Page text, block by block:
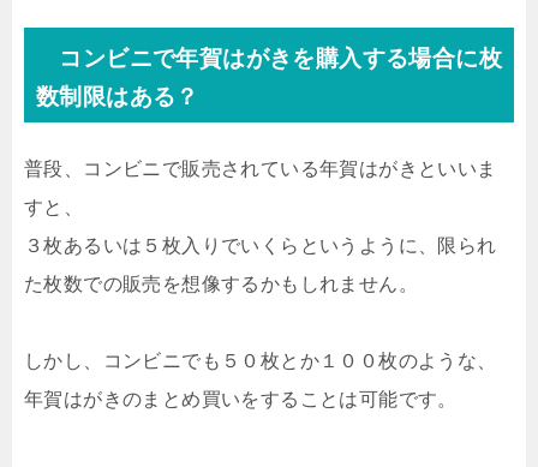
コンビニで年賀はがきを購入する場合に枚
数制限はある？
普段、コンビニで販売されている年賀はがきといいま
すと、
３枚あるいは５枚入りでいくらというように、限られ
た枚数での販売を想像するかもしれません。
しかし、コンビニでも５０枚とか１００枚のような、
年賀はがきのまとめ買いをすることは可能です。